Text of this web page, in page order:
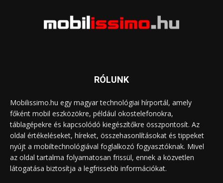
RÓLUNK
Mobilissimo.hu egy magyar technológiai hírportál, amely
főként mobil eszközökre, például okostelefonokra,
táblagépekre és kapcsolódó kiegészítőkre összpontosít. Az
oldal értékeléseket, híreket, összehasonlításokat és tippeket
nyújt a mobiltechnológiával foglalkozó fogyasztóknak. Mivel
az oldal tartalma folyamatosan frissül, ennek a közvetlen
látogatása biztosítja a legfrissebb információkat.